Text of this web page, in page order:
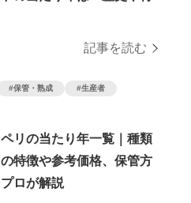
記事を読む
保管・熟成 生産者
ペリの当たり年一覧｜種類
特徴や参考価格、保管方
ロが解説